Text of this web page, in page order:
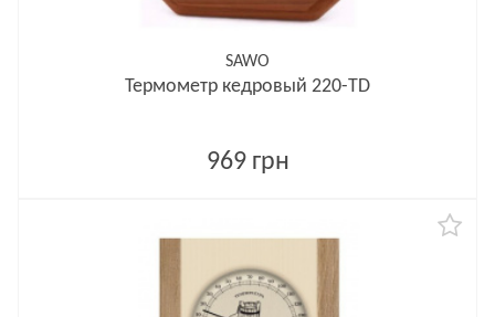
SAWO
Термометр кедровый 220-TD
969 грн